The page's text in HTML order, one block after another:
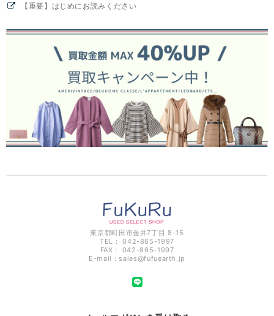
【重要】はじめにお読みください
東京都町田市金井7丁目 8-15
TEL： 042-865-1997
FAX： 042-865-1997
E-mail： sales@fufuearth.jp